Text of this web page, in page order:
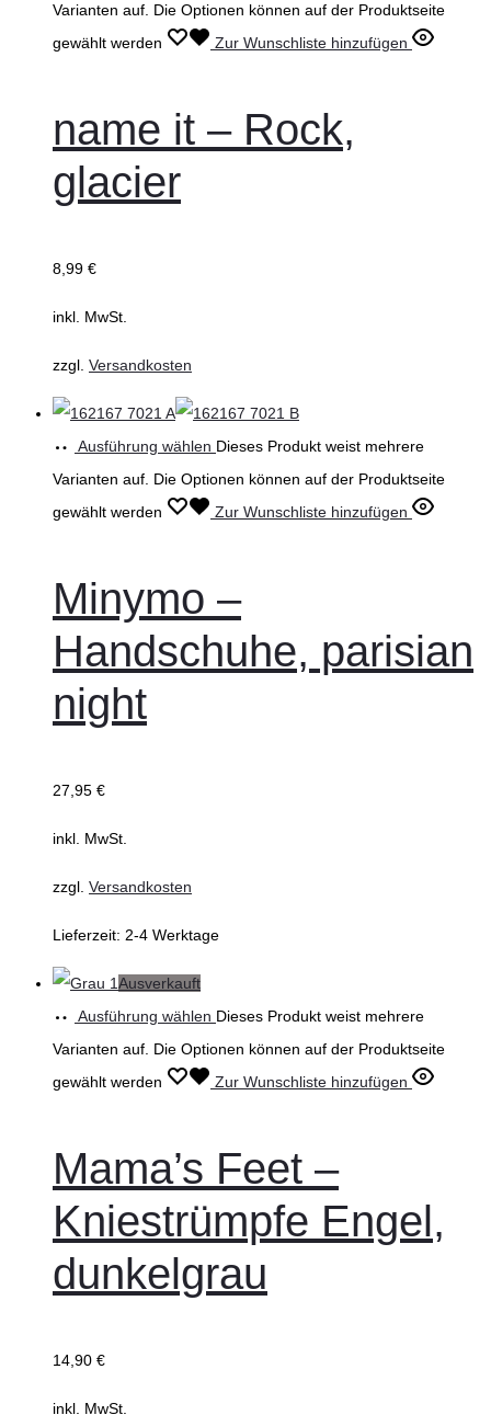
Varianten auf. Die Optionen können auf der Produktseite
gewählt werden
Zur Wunschliste hinzufügen
name it – Rock,
glacier
8,99 €
inkl. MwSt.
zzgl. Versandkosten
Ausführung wählen Dieses Produkt weist mehrere
Varianten auf. Die Optionen können auf der Produktseite
gewählt werden
Zur Wunschliste hinzufügen
Minymo –
Handschuhe, parisian
night
27,95 €
inkl. MwSt.
zzgl. Versandkosten
Lieferzeit: 2-4 Werktage
Ausverkauft
Ausführung wählen Dieses Produkt weist mehrere
Varianten auf. Die Optionen können auf der Produktseite
gewählt werden
Zur Wunschliste hinzufügen
Mama’s Feet –
Kniestrümpfe Engel,
dunkelgrau
14,90 €
inkl. MwSt.